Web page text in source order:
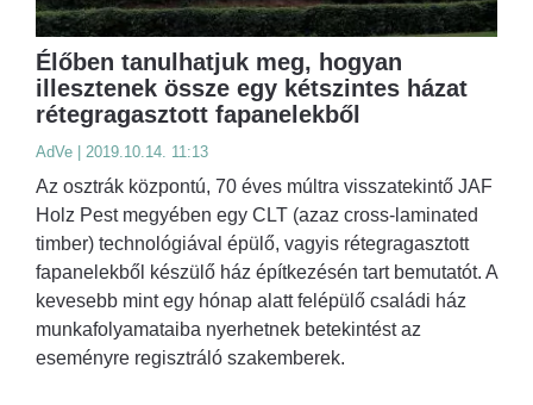
Élőben tanulhatjuk meg, hogyan
illesztenek össze egy kétszintes házat
rétegragasztott fapanelekből
AdVe | 2019.10.14. 11:13
Az osztrák központú, 70 éves múltra visszatekintő JAF
Holz Pest megyében egy CLT (azaz cross-laminated
timber) technológiával épülő, vagyis rétegragasztott
fapanelekből készülő ház építkezésén tart bemutatót. A
kevesebb mint egy hónap alatt felépülő családi ház
munkafolyamataiba nyerhetnek betekintést az
eseményre regisztráló szakemberek.